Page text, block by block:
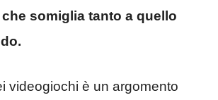
somiglia tanto a quello
videogiochi è un argomento